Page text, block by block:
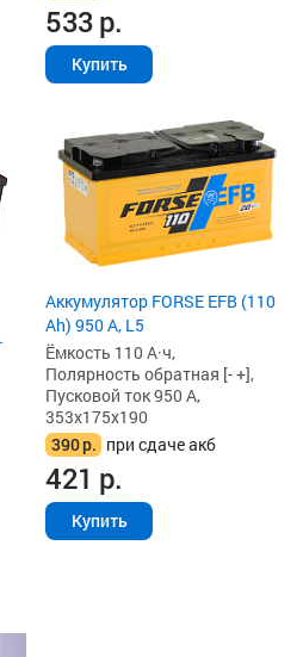
533р.
Купить
Аккумулятор FORSE EFB (110
Ah) 950 А, L5
Ёмкость 110 А·ч,
Полярность обратная [- +],
Пусковой ток 950 А,
353x175x190
390р. при сдаче акб
421 р.
Купить